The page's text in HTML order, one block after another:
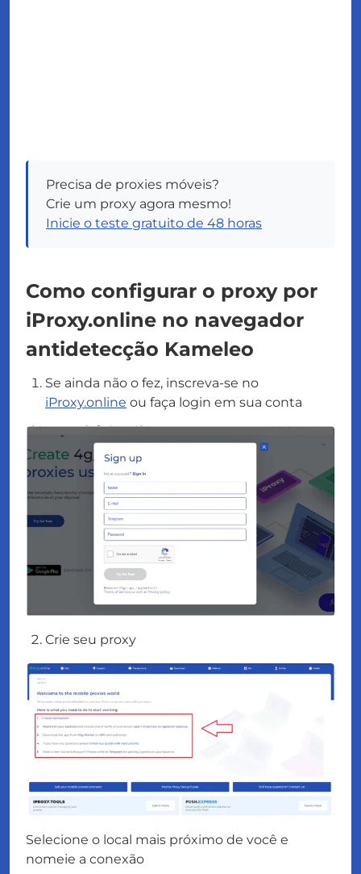
Precisa de proxies móveis?
Crie um proxy agora mesmo!
Inicie o teste gratuito de 48 horas
Como configurar o proxy por
iProxy.online no navegador
antidetecção Kameleo
Se ainda não o fez, inscreva-se no
iProxy.online ou faça login em sua conta
Crie seu proxy
Selecione o local mais próximo de você e
nomeie a conexão